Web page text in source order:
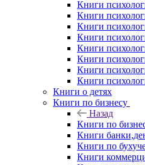
Книги
Книги
Книги
Книги
Книги
Книги
Книги
Книги
Книги о детях
Книги по бизнесу
Назад
Книги по
Книги
Книги по
Книги